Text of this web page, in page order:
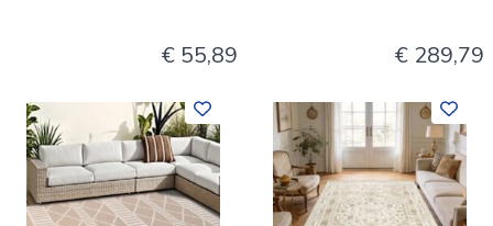
€ 55,89 € 289,79